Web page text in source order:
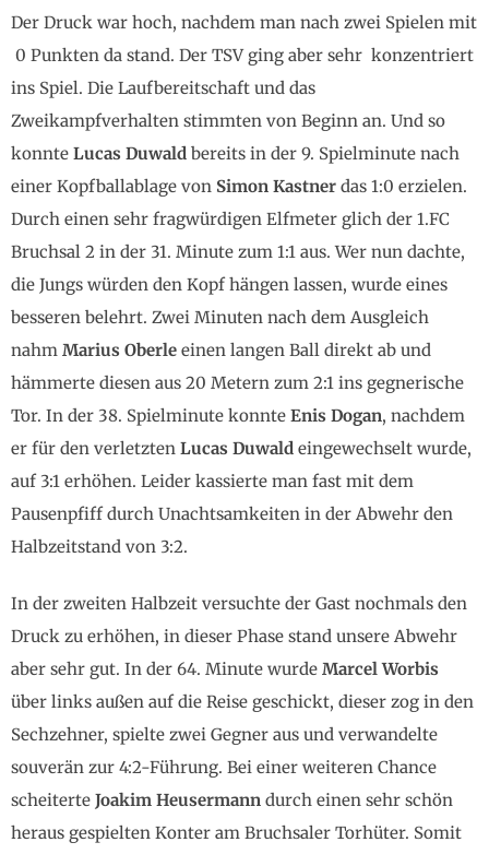
Der Druck war hoch, nachdem man nach zwei Spielen mit
0 Punkten da stand. Der TSV ging aber sehr konzentriert
ins Spiel. Die Laufbereitschaft und das
Zweikampfverhalten stimmten von Beginn an. Und so
konnte Lucas Duwald bereits in der 9. Spielminute nach
einer Kopfballablage von Simon Kastner das 1:0 erzielen.
Durch einen sehr fragwürdigen Elfmeter glich der 1.FC
Bruchsal 2 in der 31. Minute zum 1:1 aus. Wer nun dachte,
die Jungs würden den Kopf hängen lassen, wurde eines
besseren belehrt. Zwei Minuten nach dem Ausgleich
nahm Marius Oberle einen langen Ball direkt ab und
hämmerte diesen aus 20 Metern zum 2:1 ins gegnerische
Tor. In der 38. Spielminute konnte Enis Dogan, nachdem
er für den verletzten Lucas Duwald eingewechselt wurde,
auf 3:1 erhöhen. Leider kassierte man fast mit dem
Pausenpfiff durch Unachtsamkeiten in der Abwehr den
Halbzeitstand von 3:2.
In der zweiten Halbzeit versuchte der Gast nochmals den
Druck zu erhöhen, in dieser Phase stand unsere Abwehr
aber sehr gut. In der 64. Minute wurde Marcel Worbis
über links außen auf die Reise geschickt, dieser zog in den
Sechzehner, spielte zwei Gegner aus und verwandelte
souverän zur 4:2-Führung. Bei einer weiteren Chance
scheiterte Joakim Heusermann durch einen sehr schön
heraus gespielten Konter am Bruchsaler Torhüter. Somit